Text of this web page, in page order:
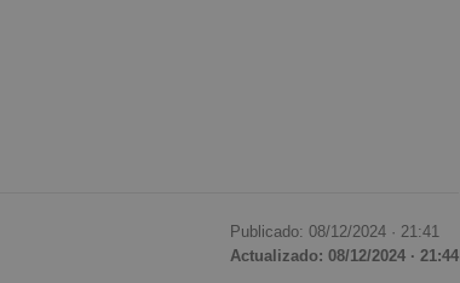
Publicado: 08/12/2024 · 21:41
Actualizado: 08/12/2024 · 21:44